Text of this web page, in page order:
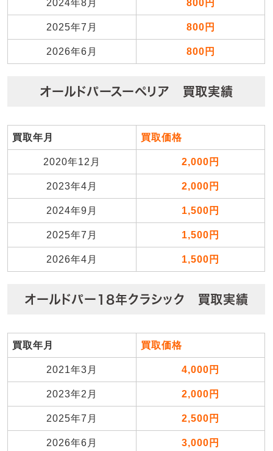
2024年8月 800円
2025年7月 800円
2026年6月 800円
オールドパースーペリア 買取実績
買取年月 買取価格
2020年12月 2,000円
2023年4月 2,000円
2024年9月 1,500円
2025年7月 1,500円
2026年4月 1,500円
オールドパー18年クラシック 買取実績
買取年月 買取価格
2021年3月 4,000円
2023年2月 2,000円
2025年7月 2,500円
2026年6月 3,000円